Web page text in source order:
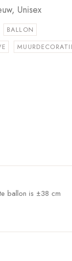
, Unisex
BALLON
ballon is ±38 cm